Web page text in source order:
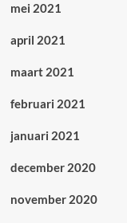
mei 2021
april 2021
maart 2021
februari 2021
januari 2021
december 2020
november 2020